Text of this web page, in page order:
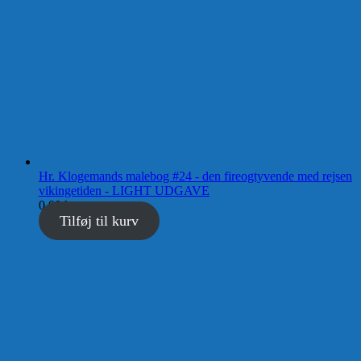
Hr. Klogemands malebog #24 - den fireogtyvende med rejsen
vikingetiden - LIGHT UDGAVE
0,00kr.
Tilføj til kurv